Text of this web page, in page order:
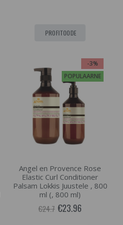
PROFITOODE
-3%
POPULAARNE
Angel en Provence Rose
Elastic Curl Conditioner
Palsam Lokkis Juustele , 800
ml (, 800 ml)
€24.7 €23.96